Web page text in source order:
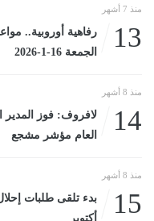
منذ 7 أشهر
13
رفاهية أوروبية..
الجمعة 16-1-2026
منذ 8 أشهر
14
لافروف: فوز المدير
العام مؤشر مشجع
منذ 8 أشهر
15
أكتوبر